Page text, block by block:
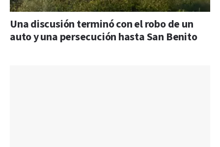
Una discusión terminó con el robo de un
auto y una persecución hasta San Benito